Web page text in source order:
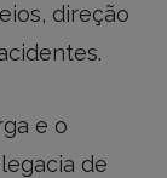
direção
e o
de